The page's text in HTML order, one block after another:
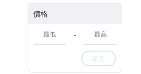
價格
-
確定